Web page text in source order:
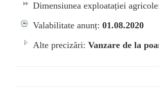
Dimensiunea exploatației
Valabilitate anunț: 01.08.2020
Alte precizări: Vanzare de la